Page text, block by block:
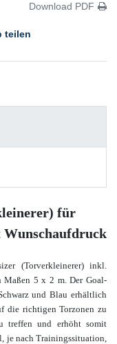
Download PDF
teilen
für
(Torverkleinerer) inkl.
Maßen 5 x 2 m. Der Goal-
und Blau erhältlich
die richtigen Torzonen zu
treffen und erhöht somit
je nach Trainingssituation,